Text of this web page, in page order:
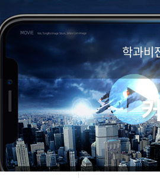
학과비